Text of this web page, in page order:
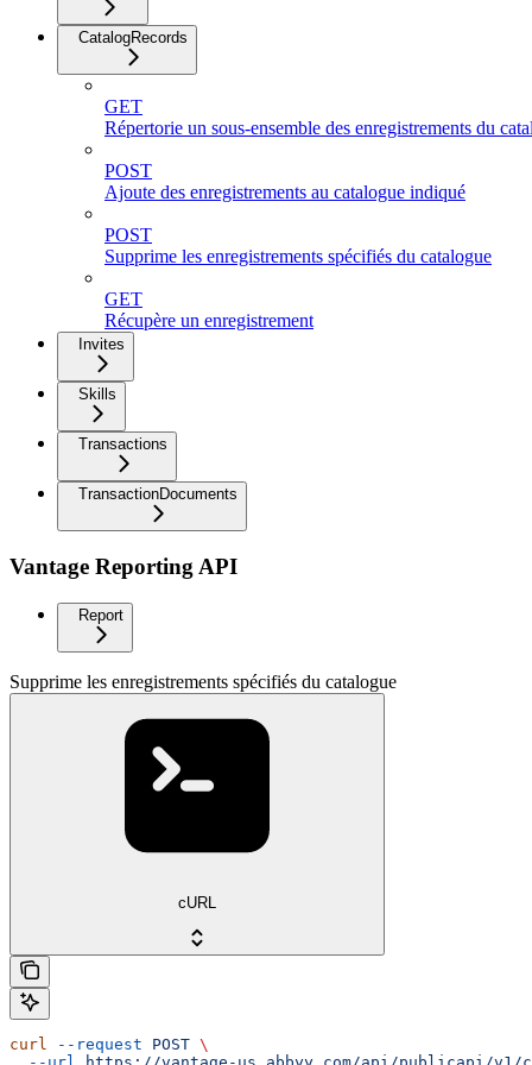
CatalogRecords
GET
Répertorie un sous-ensemble des enregistrements du
POST
Ajoute des enregistrements au catalogue indiqué
POST
Supprime les enregistrements spécifiés du catalogue
GET
Récupère un enregistrement
Invites
Skills
Transactions
TransactionDocuments
Vantage Reporting API
Report
Supprime les enregistrements spécifiés du catalogue
cURL
curl --request POST \